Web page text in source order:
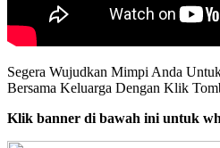
Segera Wujudkan Mimpi Anda
Bersama Keluarga Dengan Klik
Klik banner di bawah ini untuk